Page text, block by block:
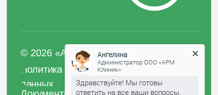
Ангелина
Администратор ООО «АРМ
Клиник»
Здравствуйте! Мы готовы
ответить на все ваши вопросы.